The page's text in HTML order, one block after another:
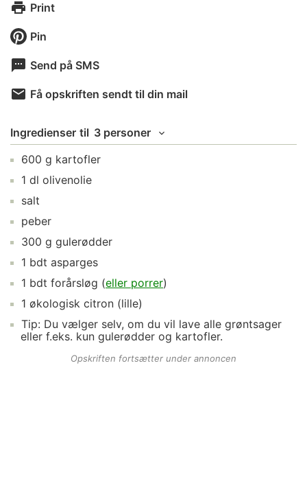
Print
Pin
Send på SMS
Få opskriften sendt til din mail
Ingredienser til 3 personer
600 g kartofler
1 dl olivenolie
salt
peber
300 g gulerødder
1 bdt asparges
1 bdt forårsløg (eller porrer)
1 økologisk citron (lille)
Tip: Du vælger selv, om du vil lave alle grøntsager
eller f.eks. kun gulerødder og kartofler.
Opskriften fortsætter under annoncen